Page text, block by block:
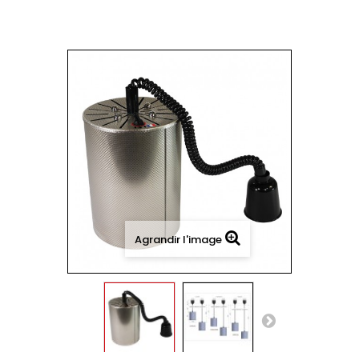
Agrandir l'image